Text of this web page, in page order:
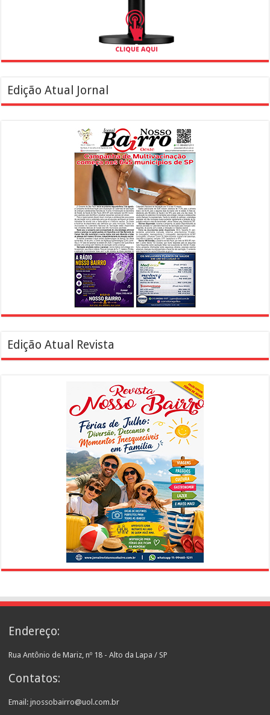
Edição Atual Jornal
Edição Atual Revista
Endereço:
Rua Antônio de Mariz, nº 18 - Alto da Lapa / SP
Contatos:
Email: jnossobairro@uol.com.br